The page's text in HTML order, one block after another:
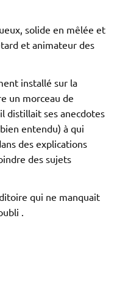
solide en mêlée et
et animateur des
installé sur la
un morceau de
distillait ses anecdotes
entendu) à qui
des explications
des sujets
qui ne manquait
.